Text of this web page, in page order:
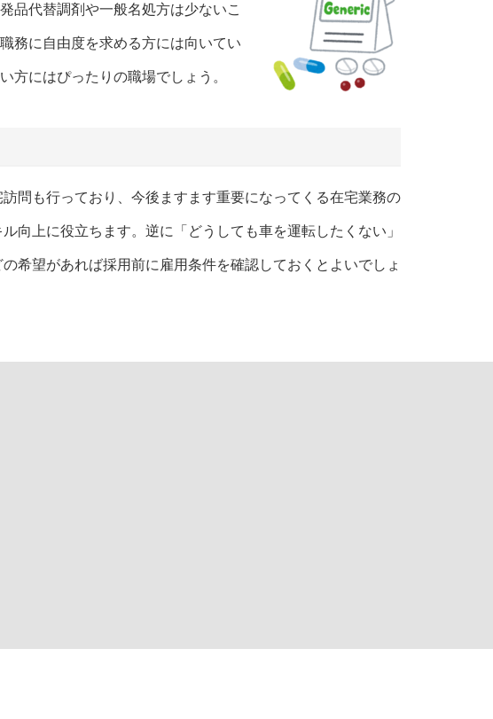
品代替調剤や一般名処方は少ないこ
務に自由度を求める方には向いてい
方にはぴったりの職場でしょう。
訪問も行っており、今後ますます重要になってくる在宅業務の
ル向上に役立ちます。逆に「どうしても車を運転したくない」
の希望があれば採用前に雇用条件を確認しておくとよいでしょ